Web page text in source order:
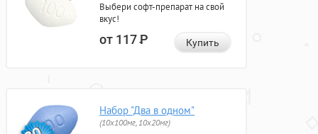
Выбери софт-препарат на свой
вкус!
от 117Р Купить
Набор "Два в одном"
(10x100мг, 10x20мг)